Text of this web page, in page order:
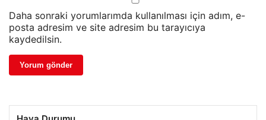
Daha sonraki yorumlarımda kullanılması için adım, e-
posta adresim ve site adresim bu tarayıcıya
kaydedilsin.